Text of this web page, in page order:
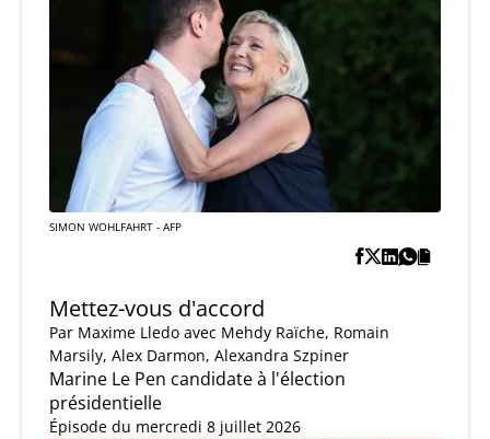
SIMON WOHLFAHRT - AFP
Mettez-vous d'accord
Par Maxime Lledo avec Mehdy Raïche, Romain
Marsily, Alex Darmon, Alexandra Szpiner
Marine Le Pen candidate à l'élection
présidentielle
Épisode du mercredi 8 juillet 2026